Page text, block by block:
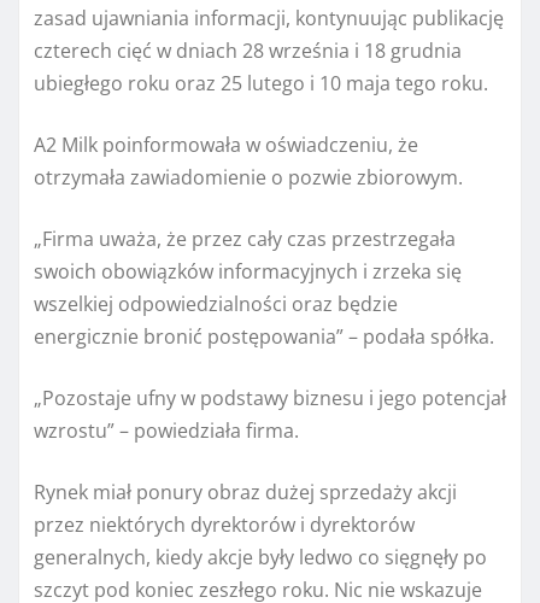
zasad ujawniania informacji, kontynuując publikację
czterech cięć w dniach 28 września i 18 grudnia
ubiegłego roku oraz 25 lutego i 10 maja tego roku.
A2 Milk poinformowała w oświadczeniu, że
otrzymała zawiadomienie o pozwie zbiorowym.
„Firma uważa, że ​​przez cały czas przestrzegała
swoich obowiązków informacyjnych i zrzeka się
wszelkiej odpowiedzialności oraz będzie
energicznie bronić postępowania” – podała spółka.
„Pozostaje ufny w podstawy biznesu i jego potencjał
wzrostu” – powiedziała firma.
Rynek miał ponury obraz dużej sprzedaży akcji
przez niektórych dyrektorów i dyrektorów
generalnych, kiedy akcje były ledwo co sięgnęły po
szczyt pod koniec zeszłego roku. Nic nie wskazuje